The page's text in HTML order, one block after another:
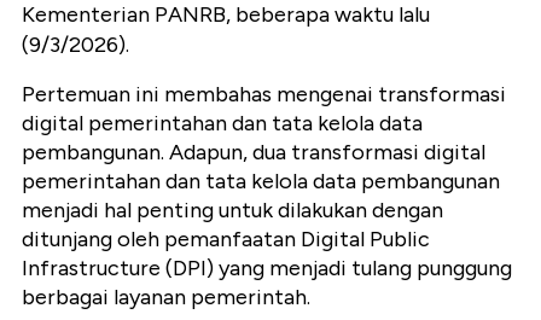
Kementerian PANRB, beberapa waktu lalu
(9/3/2026).
Pertemuan ini membahas mengenai transformasi
digital pemerintahan dan tata kelola data
pembangunan. Adapun, dua transformasi digital
pemerintahan dan tata kelola data pembangunan
menjadi hal penting untuk dilakukan dengan
ditunjang oleh pemanfaatan Digital Public
Infrastructure (DPI) yang menjadi tulang punggung
berbagai layanan pemerintah.